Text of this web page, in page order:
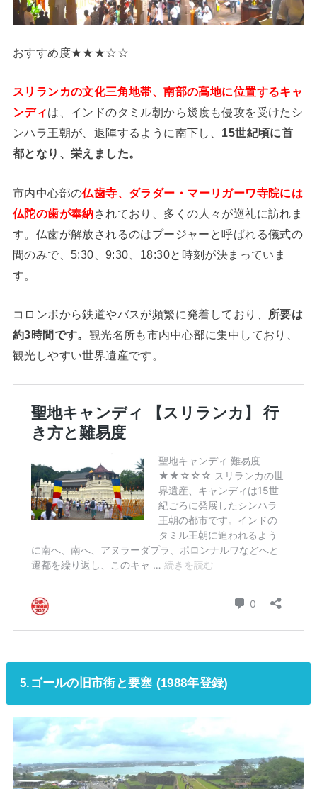
おすすめ度★★★☆☆
スリランカの文化三角地帯、南部の高地に位置するキャ
ンディは、インドのタミル朝から幾度も侵攻を受けたシ
ンハラ王朝が、退陣するように南下し、 15世紀頃に首
都となり、栄えました。
市内中心部の仏歯寺、ダラダー・マーリガーワ寺院には
仏陀の歯が奉納されており、多くの人々が巡礼に訪れま
す。仏歯が解放されるのはプージャーと呼ばれる儀式の
間のみで、5:30、9:30、18:30と時刻が決まっていま
す。
コロンボから鉄道やバスが頻繁に発着しており、
所要は
約3時間です。 観光名所も市内中心部に集中しており、
観光しやすい世界遺産です。
5.ゴールの旧市街と要塞 (1988年登録)